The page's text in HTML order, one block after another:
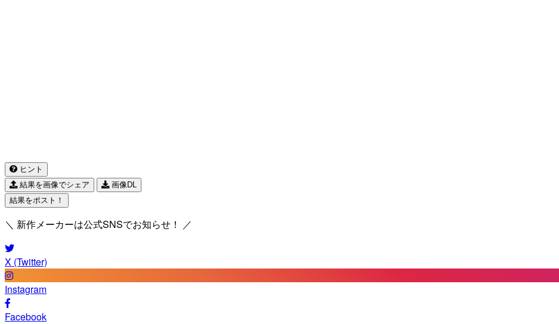
ヒント
結果を画像でシェア
画像DL
結果をポスト！
＼ 新作メーカーは公式SNSでお知らせ！ ／
X (Twitter)
Instagram
Facebook